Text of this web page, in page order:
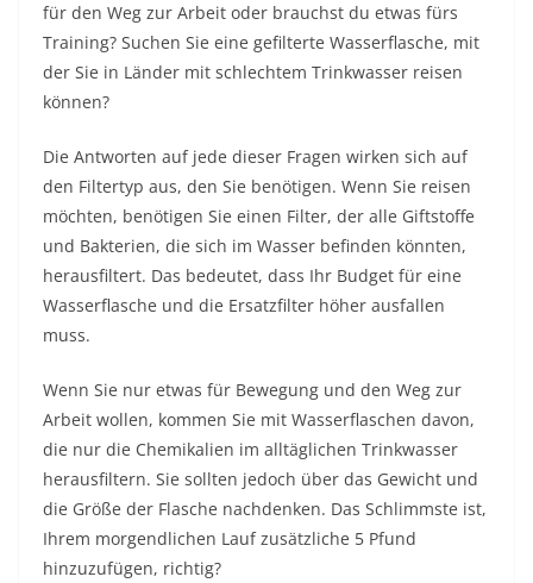
für den Weg zur Arbeit oder brauchst du etwas fürs
Training? Suchen Sie eine gefilterte Wasserflasche, mit
der Sie in Länder mit schlechtem Trinkwasser reisen
können?
Die Antworten auf jede dieser Fragen wirken sich auf
den Filtertyp aus, den Sie benötigen. Wenn Sie reisen
möchten, benötigen Sie einen Filter, der alle Giftstoffe
und Bakterien, die sich im Wasser befinden könnten,
herausfiltert. Das bedeutet, dass Ihr Budget für eine
Wasserflasche und die Ersatzfilter höher ausfallen
muss.
Wenn Sie nur etwas für Bewegung und den Weg zur
Arbeit wollen, kommen Sie mit Wasserflaschen davon,
die nur die Chemikalien im alltäglichen Trinkwasser
herausfiltern. Sie sollten jedoch über das Gewicht und
die Größe der Flasche nachdenken. Das Schlimmste ist,
Ihrem morgendlichen Lauf zusätzliche 5 Pfund
hinzuzufügen, richtig?